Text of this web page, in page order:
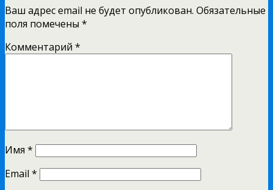
Ваш адрес email не будет опубликован. Обязательные
поля помечены *
Комментарий *
Имя *
Email *